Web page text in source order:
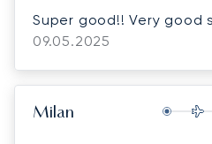
Super good!! Very good
09.05.2025
Milan